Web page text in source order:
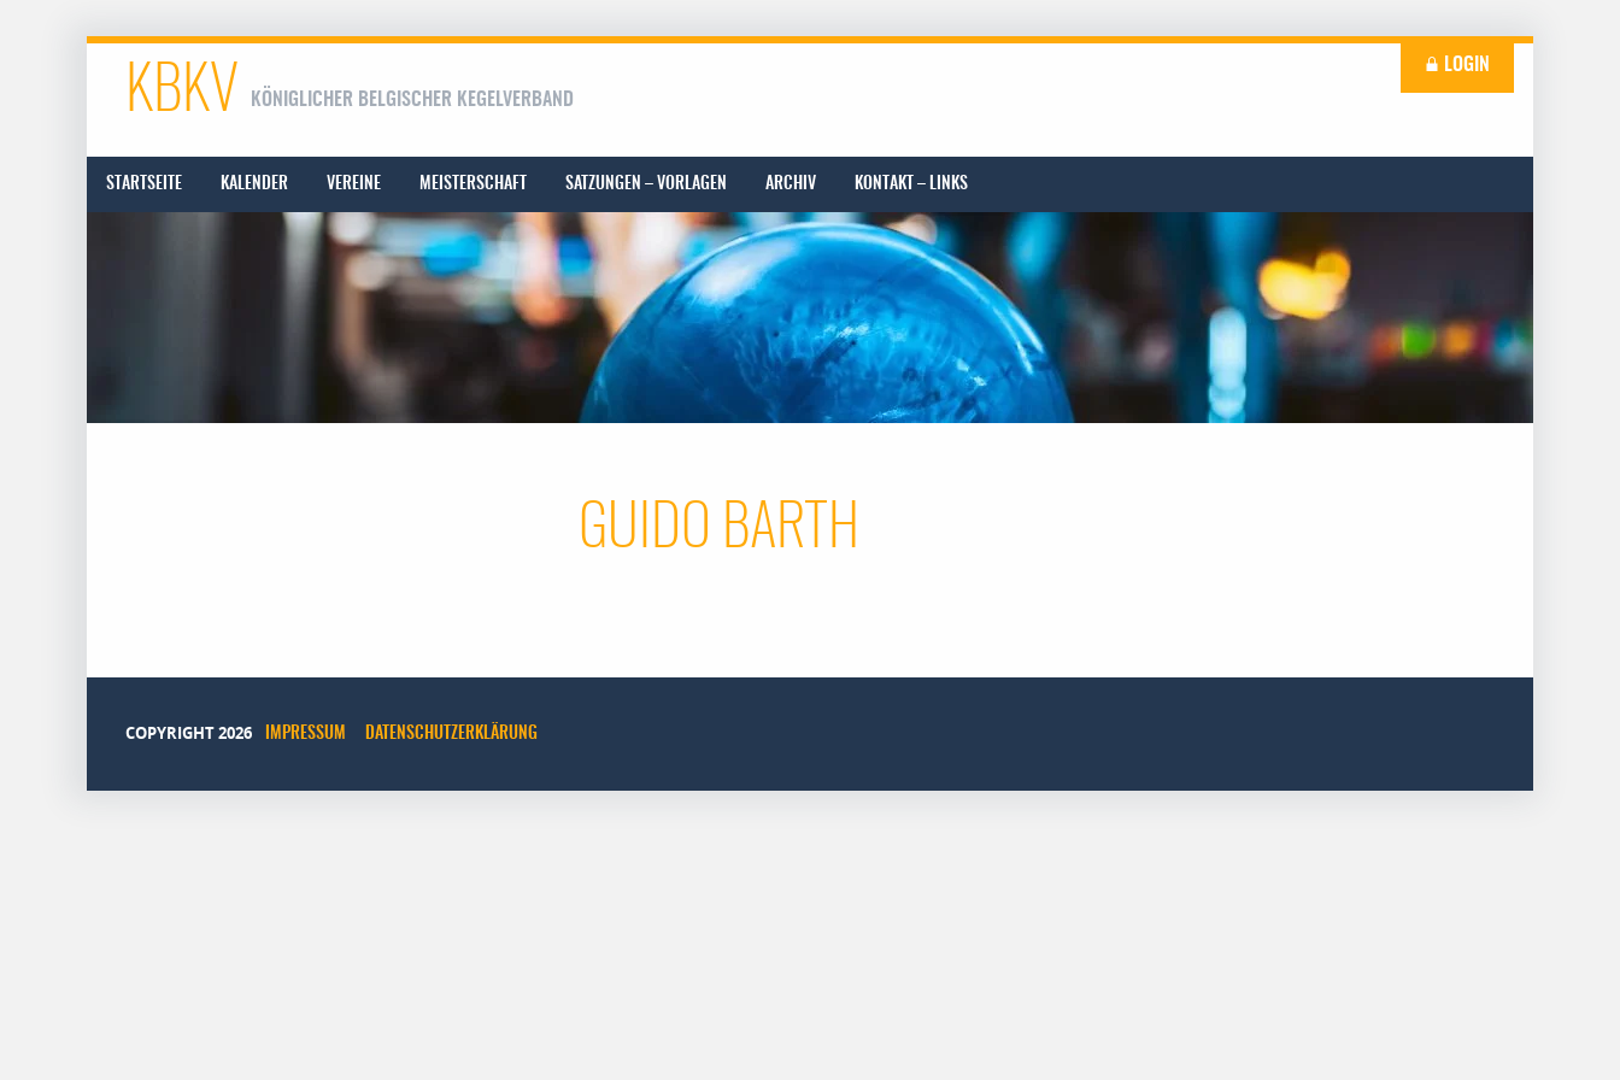
KBKV KÖNIGLICHER BELGISCHER KEGELVERBAND
LOGIN
STARTSEITE KALENDER VEREINE MEISTERSCHAFT SATZUNGEN – VORLAGEN ARCHIV KONTAKT – LINKS
GUIDO BARTH
COPYRIGHT 2026 IMPRESSUM DATENSCHUTZERKLÄRUNG